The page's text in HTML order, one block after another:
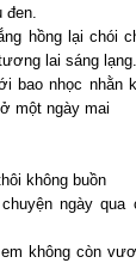
đen.
hồng lại chói
lai sáng lạng.
bao nhọc nhằn
một ngày mai
không buồn
ngày qua
không còn